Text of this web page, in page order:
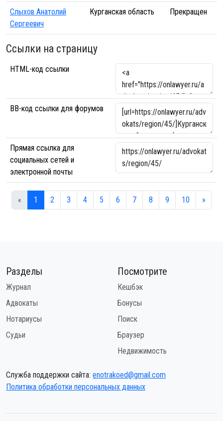
Слыхов Анатолий
Сергеевич
Курганская область Прекращен
Ссылки на страницу
HTML-код ссылки
BB-код ссылки для форумов
Прямая ссылка для
социальных сетей и
электронной почты
« 1 2 3 4 5 6 7 8 9 10 »
Разделы
Журнал
Адвокаты
Нотариусы
Судьи
Посмотрите
Кешбэк
Бонусы
Поиск
Браузер
Недвижимость
Служба поддержки сайта: enotrakoed@gmail.com
Политика обработки персональных данных